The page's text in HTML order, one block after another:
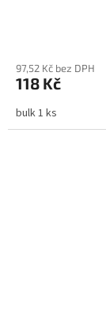
97,52 Kč bez DPH
118 Kč
bulk 1 ks